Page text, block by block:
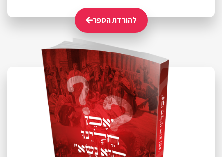
להורדת הספר